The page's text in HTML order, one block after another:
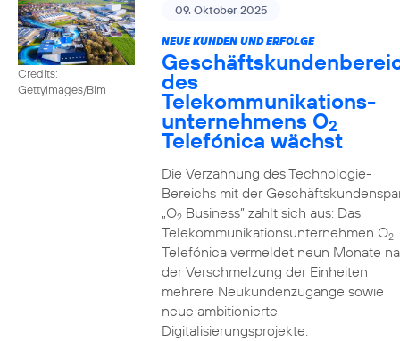
Credits:
Gettyimages/Bim
09. Oktober 2025
NEUE KUNDEN UND ERFOLGE
des
Telekommunikations­
unternehmens O2
Telefónica wächst
Die Verzahnung des Technologie-
Bereichs mit der
„O2Business” zahlt sich aus: Das
Telekommunikationsunternehmen O2
Telefónica vermeldet neun Monate
der Verschmelzung der Einheiten
mehrere Neukundenzugänge sowie
neue ambitionierte
Digitalisierungsprojekte.